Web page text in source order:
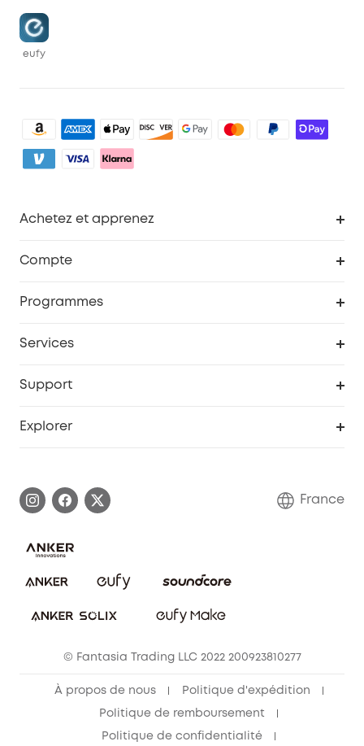
eufy
Achetez et apprenez
Compte
Programmes
Services
Support
Annuler la commande
Explorer
Communauté eufy Security
France
© Fantasia Trading LLC 2022 200923810277
À propos de nous Politique d'expédition
Politique de remboursement
Politique de confidentialité